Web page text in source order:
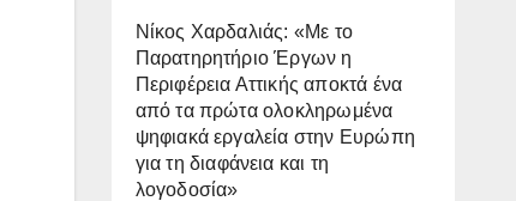
Νίκος Χαρδαλιάς: «Με το
Παρατηρητήριο Έργων η
Περιφέρεια Αττικής αποκτά ένα
από τα πρώτα ολοκληρωμένα
ψηφιακά εργαλεία στην Ευρώπη
για τη διαφάνεια και τη
λογοδοσία»